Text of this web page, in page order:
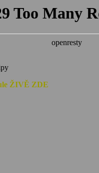
ŽIVĚ ZDE